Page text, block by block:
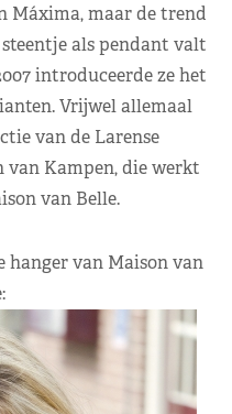
Máxima, maar de trend
als pendant valt
introduceerde ze het
Vrijwel allemaal
van de Larense
Kampen, die werkt
van Belle.
van Maison van